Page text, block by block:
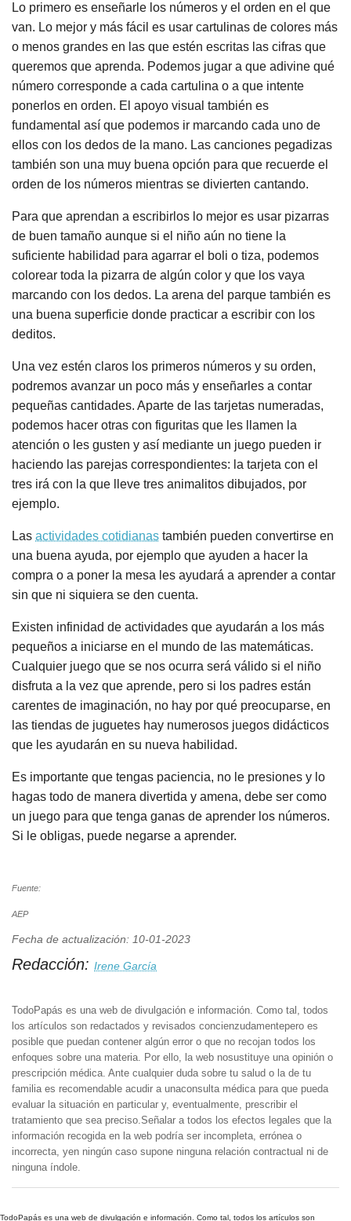
Lo primero es enseñarle los números y el orden en el que
van. Lo mejor y más fácil es usar cartulinas de colores más
o menos grandes en las que estén escritas las cifras que
queremos que aprenda. Podemos jugar a que adivine qué
número corresponde a cada cartulina o a que intente
ponerlos en orden. El apoyo visual también es
fundamental así que podemos ir marcando cada uno de
ellos con los dedos de la mano. Las canciones pegadizas
también son una muy buena opción para que recuerde el
orden de los números mientras se divierten cantando.
Para que aprendan a escribirlos lo mejor es usar pizarras
de buen tamaño aunque si el niño aún no tiene la
suficiente habilidad para agarrar el boli o tiza, podemos
colorear toda la pizarra de algún color y que los vaya
marcando con los dedos. La arena del parque también es
una buena superficie donde practicar a escribir con los
deditos.
Una vez estén claros los primeros números y su orden,
podremos avanzar un poco más y enseñarles a contar
pequeñas cantidades. Aparte de las tarjetas numeradas,
podemos hacer otras con figuritas que les llamen la
atención o les gusten y así mediante un juego pueden ir
haciendo las parejas correspondientes: la tarjeta con el
tres irá con la que lleve tres animalitos dibujados, por
ejemplo.
Las actividades cotidianas también pueden convertirse en
una buena ayuda, por ejemplo que ayuden a hacer la
compra o a poner la mesa les ayudará a aprender a contar
sin que ni siquiera se den cuenta.
Existen infinidad de actividades que ayudarán a los más
pequeños a iniciarse en el mundo de las matemáticas.
Cualquier juego que se nos ocurra será válido si el niño
disfruta a la vez que aprende, pero si los padres están
carentes de imaginación, no hay por qué preocuparse, en
las tiendas de juguetes hay numerosos juegos didácticos
que les ayudarán en su nueva habilidad.
Es importante que tengas paciencia, no le presiones y lo
hagas todo de manera divertida y amena, debe ser como
un juego para que tenga ganas de aprender los números.
Si le obligas, puede negarse a aprender.
Fuente:
AEP
Fecha de actualización: 10-01-2023
Redacción: Irene García
TodoPapás es una web de divulgación e información. Como tal, todos
los artículos son redactados y revisados concienzudamentepero es
posible que puedan contener algún error o que no recojan todos los
enfoques sobre una materia. Por ello, la web nosustituye una opinión o
prescripción médica. Ante cualquier duda sobre tu salud o la de tu
familia es recomendable acudir a unaconsulta médica para que pueda
evaluar la situación en particular y, eventualmente, prescribir el
tratamiento que sea preciso.Señalar a todos los efectos legales que la
información recogida en la web podría ser incompleta, errónea o
incorrecta, yen ningún caso supone ninguna relación contractual ni de
ninguna índole.
TodoPapás es una web de divulgación e información. Como tal, todos los artículos son